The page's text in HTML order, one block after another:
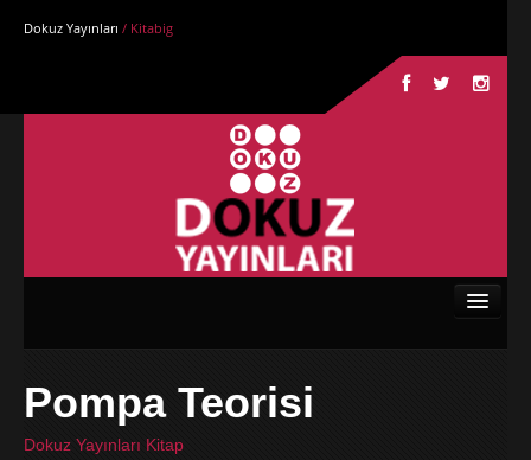
Dokuz Yayınları / Kitabig
Kurumsal
Kitaplar
Pompa Teorisi
Dokuz Yayınları Kitap